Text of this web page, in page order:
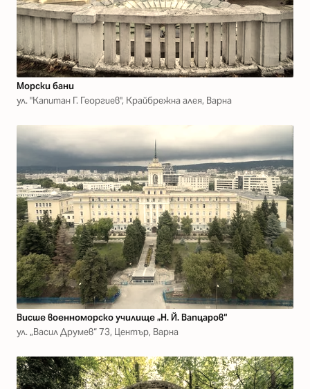
Морски бани
ул. "Капитан Г. Георгиев", Крайбрежна алея, Варна
Висше военноморско училище „Н. Й. Вапцаров“
ул. „Васил Друмев“ 73, Център, Варна